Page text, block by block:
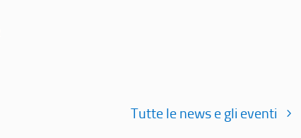
Tutte le news e gli eventi